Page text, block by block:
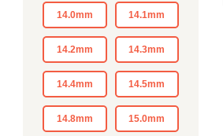
14.0mm 14.1mm
14.2mm 14.3mm
14.4mm 14.5mm
14.8mm 15.0mm